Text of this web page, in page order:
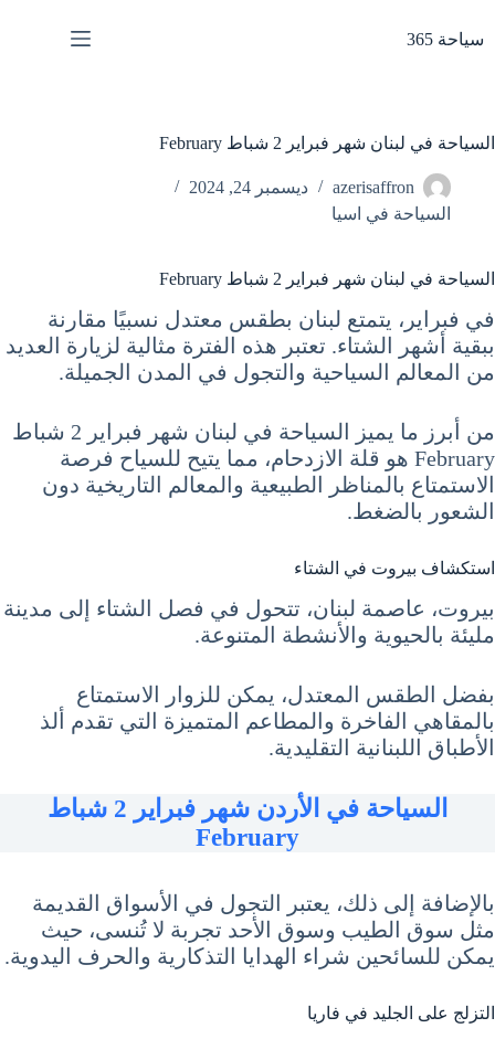
المحتوى
سياحة 365
السياحة في لبنان شهر فبراير 2 شباط February
azerisaffron
ديسمبر 24, 2024
السياحة في اسيا
السياحة في لبنان شهر فبراير 2 شباط February
في فبراير، يتمتع لبنان بطقس معتدل نسبيًا مقارنة
ببقية أشهر الشتاء. تعتبر هذه الفترة مثالية لزيارة العديد
من المعالم السياحية والتجول في المدن الجميلة.
من أبرز ما يميز السياحة في لبنان شهر فبراير 2 شباط
February هو قلة الازدحام، مما يتيح للسياح فرصة
الاستمتاع بالمناظر الطبيعية والمعالم التاريخية دون
الشعور بالضغط.
استكشاف بيروت في الشتاء
بيروت، عاصمة لبنان، تتحول في فصل الشتاء إلى مدينة
مليئة بالحيوية والأنشطة المتنوعة.
بفضل الطقس المعتدل، يمكن للزوار الاستمتاع
بالمقاهي الفاخرة والمطاعم المتميزة التي تقدم ألذ
الأطباق اللبنانية التقليدية.
السياحة في الأردن شهر فبراير 2 شباط
February
بالإضافة إلى ذلك، يعتبر التجول في الأسواق القديمة
مثل سوق الطيب وسوق الأحد تجربة لا تُنسى، حيث
يمكن للسائحين شراء الهدايا التذكارية والحرف اليدوية.
التزلج على الجليد في فاريا